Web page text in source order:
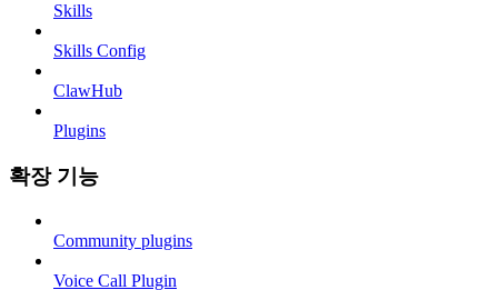
Skills
Skills Config
ClawHub
Plugins
확장 기능
Community plugins
Voice Call Plugin